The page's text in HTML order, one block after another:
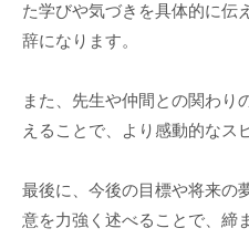
た学びや気づきを具体的に伝
辞になります。
また、先生や仲間との関わり
えることで、より感動的なス
最後に、今後の目標や将来の
意を力強く述べることで、締